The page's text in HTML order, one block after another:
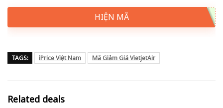
HIỆN MÃ
TAGS: iPrice Việt Nam Mã Giảm Giá VietjetAir
Related deals